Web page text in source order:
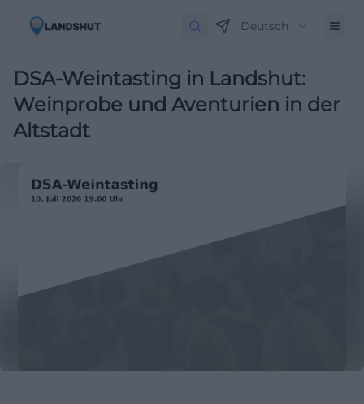
Deutsch
DSA-Weintasting in Landshut:
Weinprobe und Aventurien in der
Altstadt